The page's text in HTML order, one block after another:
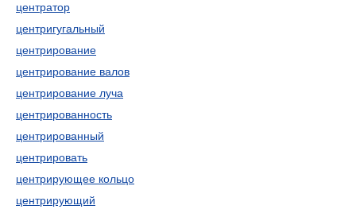
центратор
центригугальный
центрирование
центрирование валов
центрирование луча
центрированность
центрированный
центрировать
центрирующее кольцо
центрирующий